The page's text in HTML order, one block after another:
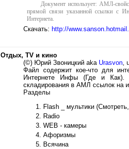
Документ использует: АМЛ-
прямой связи указанной ссылки с
Интернета.
Скачать: http://
Отдых, TV и кино
(©) Юрий Звоницкий aka Urasvon,
Файл содержит кое-что для
Интернете Инфы (Где и Как).
складирования в АМЛ ссылок на
Разделы
Flash _ мультики
Radio
WEB - камеры
Афоризмы
Всячина